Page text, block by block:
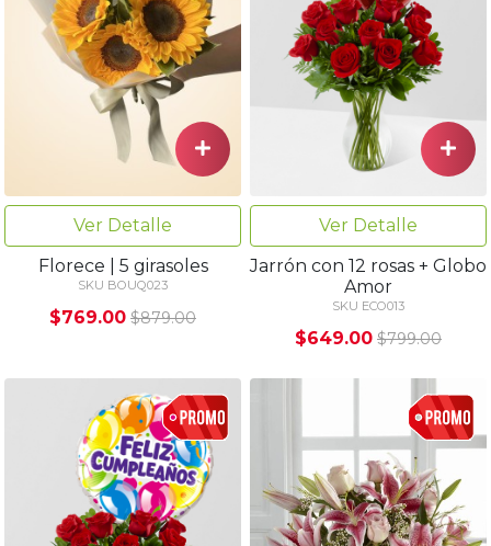
Ver Detalle
Florece | 5 girasoles
SKU BOUQ023
$769.00 $879.00
Ver Detalle
Jarrón con 12 rosas + Globo
Amor
SKU ECO013
$649.00 $799.00